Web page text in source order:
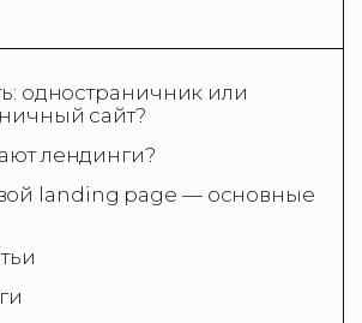
одностраничник или
сайт?
лендинги?
landing page — основные